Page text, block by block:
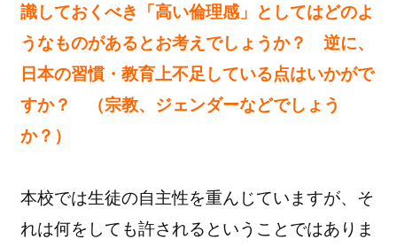
識しておくべき「高い倫理感」としてはどのよ
うなものがあるとお考えでしょうか？ 逆に、
日本の習慣・教育上不足している点はいかがで
すか？ （宗教、ジェンダーなどでしょう
か？）
本校では生徒の自主性を重んじていますが、そ
れは何をしても許されるということではありま